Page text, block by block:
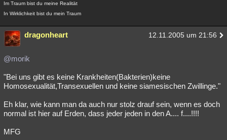
Im Traum bist du meine Realität
In Wirklichkeit bist du mein Traum
dragonheart 12.11.2005 um 21:56
@morik
"Bei uns gibt es keine Krankheiten(Bakterien)keine
Homosexualität,Transexuellen und keine siamesischen Zwillinge."
Eh klar, wie kann man da auch nur stolz drauf sein, wenn es doch
normal ist hier auf Erden, dass jeder jeden in den A.... f....!!!!
MFG